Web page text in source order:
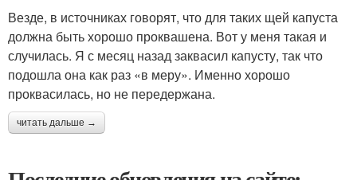
Везде, в источниках говорят, что для таких щей капуста
должна быть хорошо проквашена. Вот у меня такая и
случилась. Я с месяц назад заквасил капусту, так что
подошла она как раз «в меру». Именно хорошо
проквасилась, но не передержана.
читать дальше →